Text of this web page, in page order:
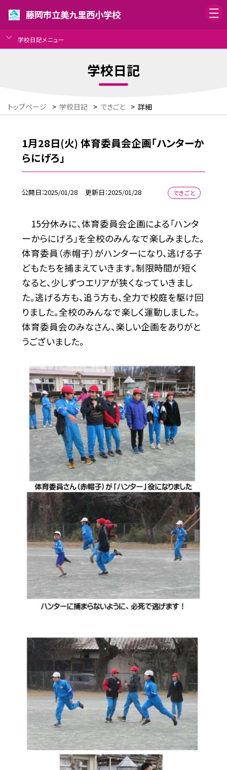
藤岡市立美九里西小学校
学校日記メニュー
学校日記
トップページ > 学校日記 > できごと > 詳細
1月28日(火) 体育委員会企画「ハンターか
らにげろ」
公開日 2025/01/28 更新日 2025/01/28 できごと
15分休みに、体育委員会企画による「ハンタ
ーからにげろ」を全校のみんなで楽しみました。
体育委員（赤帽子）がハンターになり、逃げる子
どもたちを捕まえていきます。制限時間が短く
なると、少しずつエリアが狭くなっていきまし
た。逃げる方も、追う方も、全力で校庭を駆け回
りました。全校のみんなで楽しく運動しました。
体育委員会のみなさん、楽しい企画をありがと
うございました。